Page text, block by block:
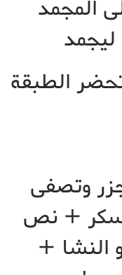
المجمد
الطبقة
وتصفى
سكر + نص
النشا +